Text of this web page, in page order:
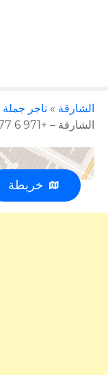
الشارقة » تاجر
الشارقة – +971 6 577 9007
خريطة